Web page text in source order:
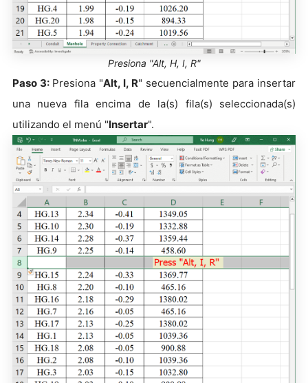
Presiona "Alt, H, I, R"
Paso 3: Presiona "Alt, I, R" secuencialmente para insertar
una nueva fila encima de la(s) fila(s) seleccionada(s)
utilizando el menú "Insertar".